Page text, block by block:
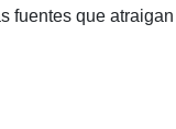
fuentes que